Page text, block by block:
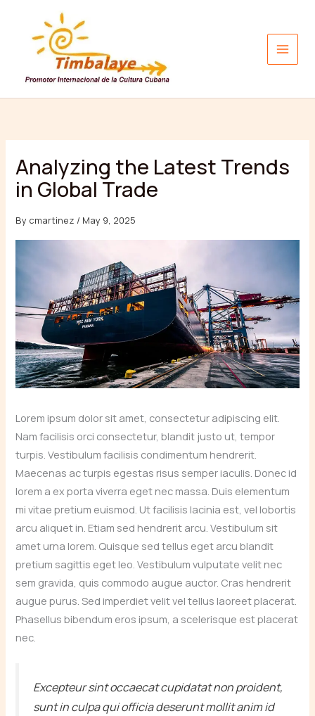
content
Analyzing the Latest Trends
in Global Trade
By cmartinez / May 9, 2025
Lorem ipsum dolor sit amet, consectetur adipiscing elit.
Nam facilisis orci consectetur, blandit justo ut, tempor
turpis. Vestibulum facilisis condimentum hendrerit.
Maecenas ac turpis egestas risus semper iaculis. Donec id
lorem a ex porta viverra eget nec massa. Duis elementum
mi vitae pretium euismod. Ut facilisis lacinia est, vel lobortis
arcu aliquet in. Etiam sed hendrerit arcu. Vestibulum sit
amet urna lorem. Quisque sed tellus eget arcu blandit
pretium sagittis eget leo. Vestibulum vulputate velit nec
sem gravida, quis commodo augue auctor. Cras hendrerit
augue purus. Sed imperdiet velit vel tellus laoreet placerat.
Phasellus bibendum eros ipsum, a scelerisque est placerat
nec.
Excepteur sint occaecat cupidatat non proident,
sunt in culpa qui officia deserunt mollit anim id